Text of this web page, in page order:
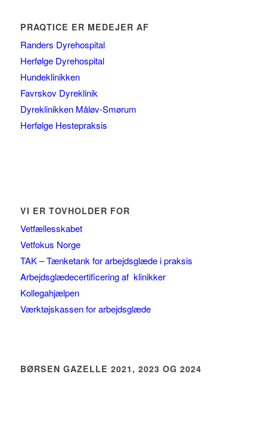
PRAQTICE ER MEDEJER AF
Randers Dyrehospital
Herfølge Dyrehospital
Hundeklinikken
Favrskov Dyreklinik
Dyreklinikken Måløv-Smørum
Herfølge Hestepraksis
VI ER TOVHOLDER FOR
Vetfællesskabet
Vetfokus Norge
TAK – Tænketank for arbejdsglæde i praksis
Arbejdsglædecertificering af klinikker
Kollegahjælpen
Værktøjskassen for arbejdsglæde
BØRSEN GAZELLE 2021, 2023 OG 2024